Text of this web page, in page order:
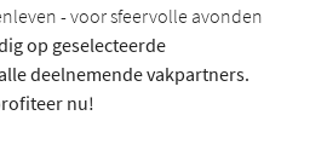
- voor sfeervolle avonden
op geselecteerde
deelnemende vakpartners.
nu!